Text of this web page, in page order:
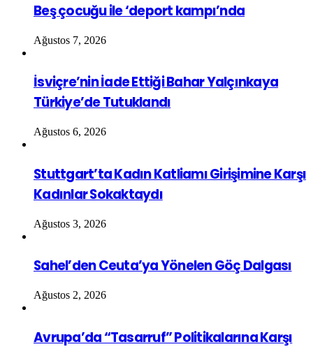
Beş çocuğu ile ‘deport kampı’nda
Ağustos 7, 2026
İsviçre’nin İade Ettiği Bahar Yalçınkaya
Türkiye’de Tutuklandı
Ağustos 6, 2026
Stuttgart’ta Kadın Katliamı Girişimine Karşı
Kadınlar Sokaktaydı
Ağustos 3, 2026
Sahel’den Ceuta’ya Yönelen Göç Dalgası
Ağustos 2, 2026
Avrupa’da “Tasarruf” Politikalarına Karşı